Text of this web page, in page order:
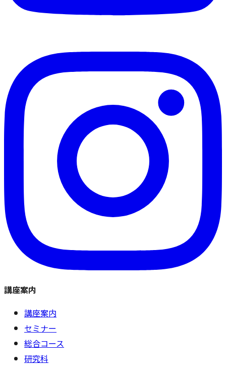
講座案内
講座案内
セミナー
総合コース
研究科